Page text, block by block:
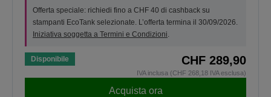
Offerta speciale: richiedi fino a CHF 40 di cashback su
stampanti EcoTank selezionate. L’offerta termina il 30/09/2026.
Iniziativa soggetta a Termini e Condizioni.
Disponibile CHF 289,90
IVA inclusa (CHF 268,18 IVA esclusa)
Acquista ora